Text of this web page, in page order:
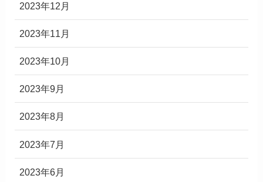
2023年12月
2023年11月
2023年10月
2023年9月
2023年8月
2023年7月
2023年6月